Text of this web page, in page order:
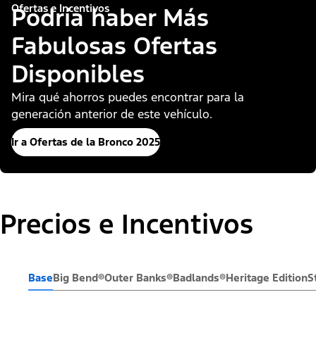
Ofertas e Incentivos
Podría haber Más
Fabulosas Ofertas
Disponibles
Mira qué ahorros puedes encontrar para la
generación anterior de este vehículo.
Ir a Ofertas de la Bronco 2025
Precios e Incentivos
BaseBig Bend®Outer Banks®Badlands®Heritage Edition